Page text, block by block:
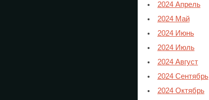
2024 Апрель
2024 Май
2024 Июнь
2024 Июль
2024 Август
2024 Сентябрь
2024 Октябрь